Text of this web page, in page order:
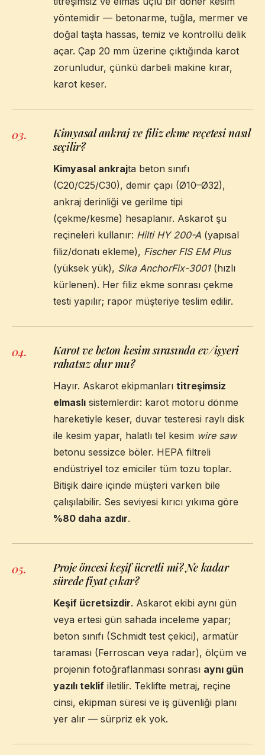
yöntemidir — betonarme, tuğla, mermer ve
doğal taşta hassas, temiz ve kontrollü delik
açar. Çap 20 mm üzerine çıktığında karot
zorunludur, çünkü darbeli makine kırar,
karot keser.
03.
Kimyasal ankraj ve filiz ekme reçetesi nasıl
seçilir?
Kimyasal ankrajta beton sınıfı
(C20/C25/C30), demir çapı (Ø10–Ø32),
ankraj derinliği ve gerilme tipi
(çekme/kesme) hesaplanır. Askarot şu
reçineleri kullanır: Hilti HY 200-A (yapısal
filiz/donatı ekleme), Fischer FIS EM Plus
(yüksek yük), Sika AnchorFix-3001(hızlı
kürlenen). Her filiz ekme sonrası çekme
testi yapılır; rapor müşteriye teslim edilir.
04.
Karot ve beton kesim sırasında ev/işyeri
rahatsız olur mu?
Hayır. Askarot ekipmanları titreşimsiz
elmaslı sistemlerdir: karot motoru dönme
hareketiyle keser, duvar testeresi raylı disk
ile kesim yapar, halatlı tel kesim wire saw
betonu sessizce böler. HEPA filtreli
endüstriyel toz emiciler tüm tozu toplar.
Bitişik daire içinde müşteri varken bile
çalışılabilir. Ses seviyesi kırıcı yıkıma göre
%80 daha azdır.
05.
Proje öncesi keşif ücretli mi? Ne kadar
sürede fiyat çıkar?
Keşif ücretsizdir. Askarot ekibi aynı gün
veya ertesi gün sahada inceleme yapar;
beton sınıfı (Schmidt test çekici), armatür
taraması (Ferroscan veya radar), ölçüm ve
projenin fotoğraflanması sonrası aynı gün
yazılı teklif iletilir. Teklifte metraj, reçine
cinsi, ekipman süresi ve iş güvenliği planı
yer alır — sürpriz ek yok.